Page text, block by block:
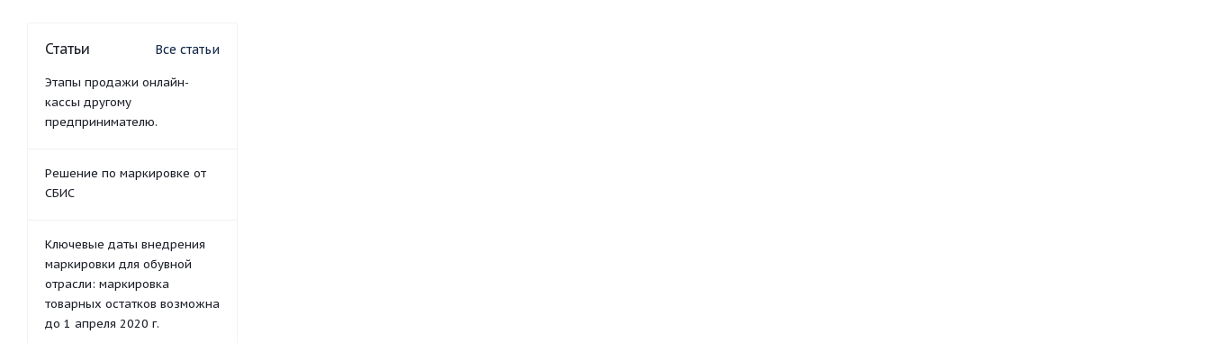
Статьи Все статьи
Этапы продажи онлайн-
кассы другому
предпринимателю.
Решение по маркировке от
СБИС
Ключевые даты внедрения
маркировки для обувной
отрасли: маркировка
товарных остатков возможна
до 1 апреля 2020 г.